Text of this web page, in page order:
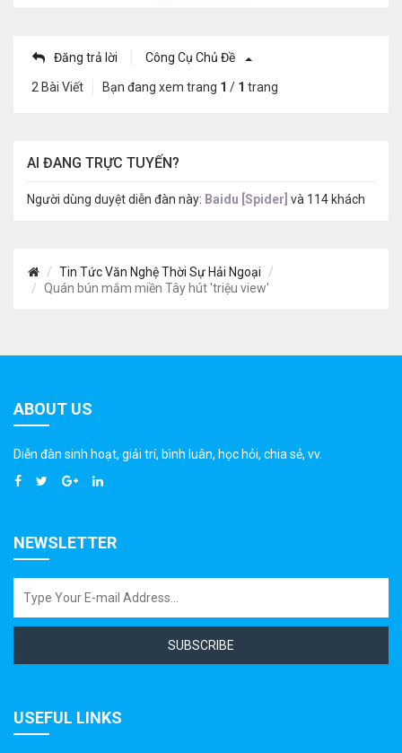
Đăng trả lời Công Cụ Chủ Đề
2 Bài Viết Bạn đang xem trang 1 / 1 trang
AI ĐANG TRỰC TUYẾN?
Người dùng duyệt diễn đàn này: Baidu [Spider] và 114 khách
Tin Tức Văn Nghệ Thời Sự Hải Ngoại
Quán bún mắm miền Tây hút 'triệu view'
ABOUT US
Diễn đàn sinh hoạt, giải trí, bình luân, học hỏi, chia sẻ, vv.
NEWSLETTER
SUBSCRIBE
USEFUL LINKS